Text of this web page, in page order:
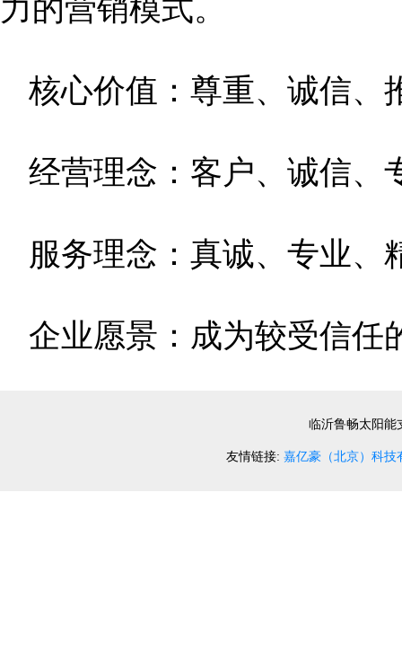
力的营销模式。
核心价值：尊重、诚信、
经营理念：客户、诚信、
服务理念：真诚、专业、
企业愿景：成为较受信任
临沂鲁畅太阳
友情链接: 嘉亿豪（北京）科技